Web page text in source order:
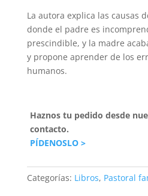
La autora explica las causas
donde el padre es
prescindible, y la madre
y propone aprender de los
humanos.
Haznos tu pedido desde
contacto.
PÍDENOSLO >
Categorías: Libros, Pastoral